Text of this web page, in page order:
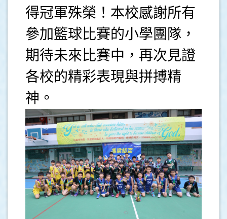
得冠軍殊榮！本校感謝所有
參加籃球比賽的小學團隊，
期待未來比賽中，再次見證
各校的精彩表現與拼搏精
神。